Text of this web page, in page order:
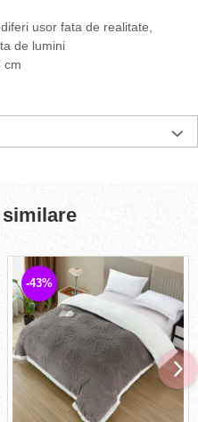
usor fata de realitate,
de lumini
cm
-43%